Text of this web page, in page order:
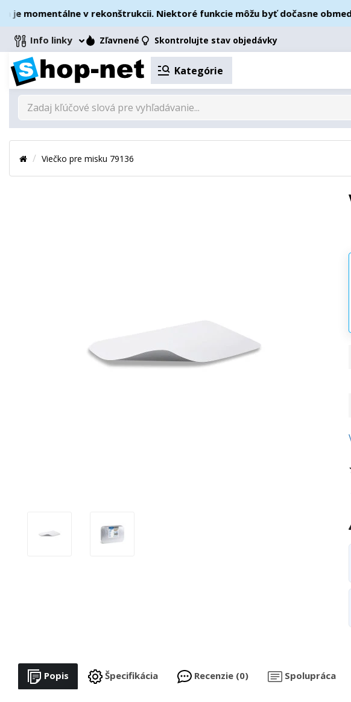
v rekonštrukcii. Niektoré funkcie môžu byť dočasne
Info linky Zľavnené Skontrolujte stav objedávky
Kategórie
Viečko pre misku 79136
Popis Špecifikácia Recenzie (0) Spolupráca